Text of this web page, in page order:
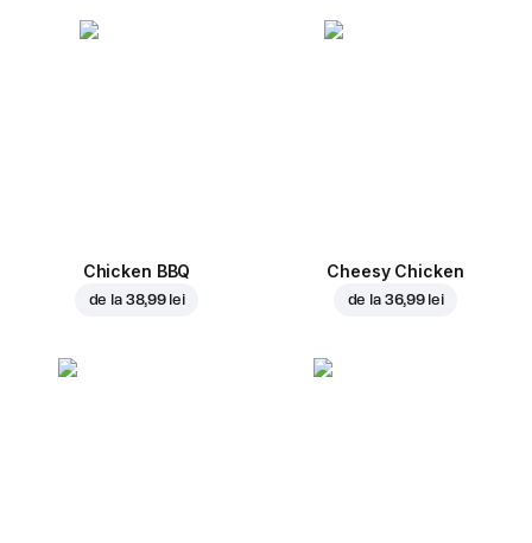
Chicken BBQ
de la 38,99 lei
Cheesy Chicken
de la 36,99 lei